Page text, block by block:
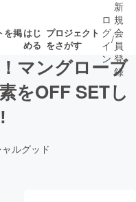
を掲はじ
める
プロジェクト
をさがす
集終了が近いプ
ロ
グ
イ
ン
/
新
規
会
員
登
録
マングローブ
をOFF SETし
ルグッド